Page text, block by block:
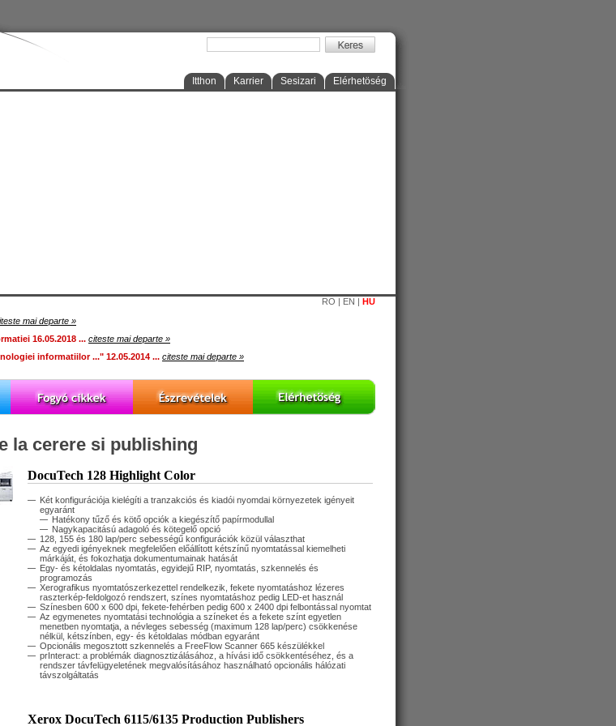
Itthon Karrier Sesizari Elérhetöség
RO | EN | HU
mai departe »
16.05.2018 ... citeste mai departe »
informatiilor ..." 12.05.2014 ... citeste mai departe »
la cerere si publishing
DocuTech 128 Highlight Color
Két konfigurációja kielégíti a tranzakciós és kiadói nyomdai környezetek igényeit
egyaránt
Hatékony tűző és kötő opciók a kiegészítő papírmodullal
Nagykapacitású adagoló és kötegelő opció
128, 155 és 180 lap/perc sebességű konfigurációk közül választhat
Az egyedi igényeknek megfelelően előállított kétszínű nyomtatással kiemelheti
márkáját, és fokozhatja dokumentumainak hatását
Egy- és kétoldalas nyomtatás, egyidejű RIP, nyomtatás, szkennelés és
programozás
Xerografikus nyomtatószerkezettel rendelkezik, fekete nyomtatáshoz lézeres
raszterkép-feldolgozó rendszert, színes nyomtatáshoz pedig LED-et használ
Színesben 600 x 600 dpi, fekete-fehérben pedig 600 x 2400 dpi felbontással nyomtat
Az egymenetes nyomtatási technológia a színeket és a fekete színt egyetlen
menetben nyomtatja, a névleges sebesség (maximum 128 lap/perc) csökkenése
nélkül, kétszínben, egy- és kétoldalas módban egyaránt
Opcionális megosztott szkennelés a FreeFlow Scanner 665 készülékkel
prInteract: a problémák diagnosztizálásához, a hívási idő csökkentéséhez, és a
rendszer távfelügyeletének megvalósításához használható opcionális hálózati
távszolgáltatás
Xerox DocuTech 6115/6135 Production Publishers